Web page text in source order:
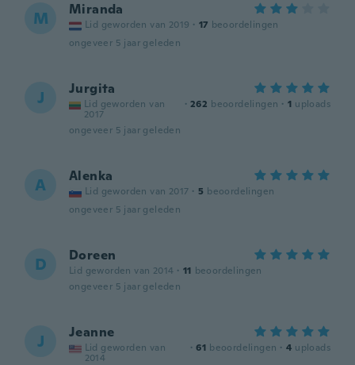
M Miranda
Lid geworden van 2019 · 17 beoordelingen
ongeveer 5 jaar geleden
J Jurgita
Lid geworden van
2017
· 262 beoordelingen · 1 uploads
ongeveer 5 jaar geleden
A Alenka
Lid geworden van 2017 · 5 beoordelingen
ongeveer 5 jaar geleden
D Doreen
Lid geworden van 2014 · 11 beoordelingen
ongeveer 5 jaar geleden
J Jeanne
Lid geworden van
2014
· 61 beoordelingen · 4 uploads